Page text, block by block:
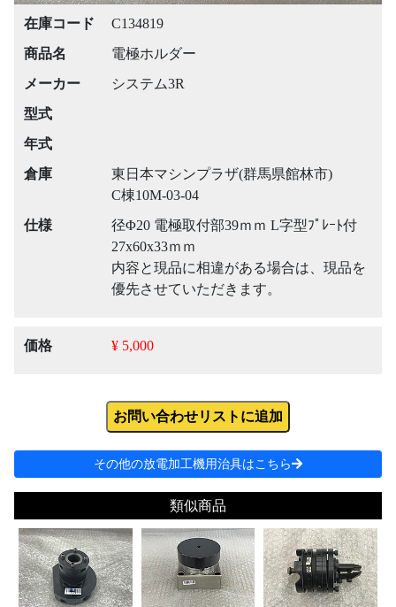
在庫コード
C134819
商品名
電極ホルダー
メーカー
システム3R
型式
年式
倉庫
東日本マシンプラザ(群馬県館林市)
C棟10M-03-04
仕様
径Φ20 電極取付部39ｍｍ L字型ﾌﾟﾚｰﾄ付
27x60x33ｍｍ
内容と現品に相違がある場合は、現品を
優先させていただきます。
価格 ¥ 5,000
お問い合わせリストに追加
その他の放電加工機用治具はこちら
類似商品